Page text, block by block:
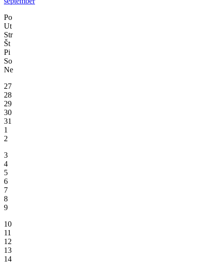
Po
Ut
Str
Št
Pi
So
Ne
27
28
29
30
31
1
2
3
4
5
6
7
8
9
10
11
12
13
14